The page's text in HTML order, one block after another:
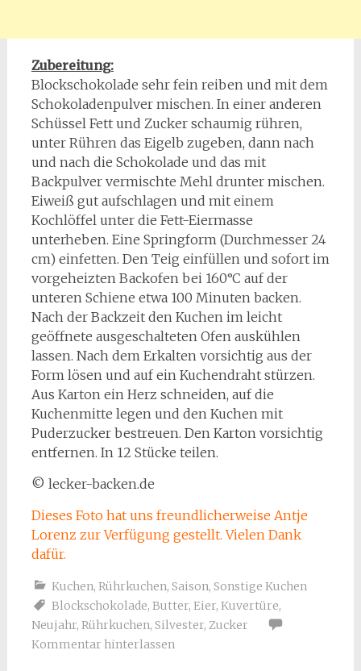
Zubereitung:
Blockschokolade sehr fein reiben und mit dem
Schokoladenpulver mischen. In einer anderen
Schüssel Fett und Zucker schaumig rühren,
unter Rühren das Eigelb zugeben, dann nach
und nach die Schokolade und das mit
Backpulver vermischte Mehl drunter mischen.
Eiweiß gut aufschlagen und mit einem
Kochlöffel unter die Fett-Eiermasse
unterheben. Eine Springform (Durchmesser 24
cm) einfetten. Den Teig einfüllen und sofort im
vorgeheizten Backofen bei 160°C auf der
unteren Schiene etwa 100 Minuten backen.
Nach der Backzeit den Kuchen im leicht
geöffnete ausgeschalteten Ofen auskühlen
lassen. Nach dem Erkalten vorsichtig aus der
Form lösen und auf ein Kuchendraht stürzen.
Aus Karton ein Herz schneiden, auf die
Kuchenmitte legen und den Kuchen mit
Puderzucker bestreuen. Den Karton vorsichtig
entfernen. In 12 Stücke teilen.
© lecker-backen.de
Dieses Foto hat uns freundlicherweise Antje
Lorenz zur Verfügung gestellt. Vielen Dank
dafür.
Kuchen, Rührkuchen, Saison, Sonstige Kuchen
Blockschokolade, Butter, Eier, Kuvertüre,
Neujahr, Rührkuchen, Silvester, Zucker
Kommentar hinterlassen